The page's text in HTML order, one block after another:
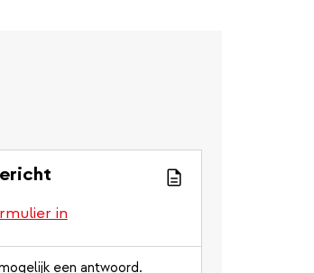
in
een antwoord.